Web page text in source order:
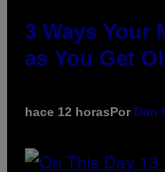
3 Ways Your
as You Get
hace 12 horasPor Dan